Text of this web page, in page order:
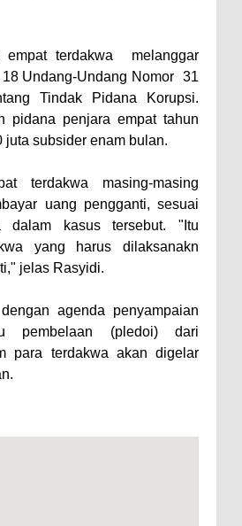
Pembangunan RSUD Kota Bima,
Pastikan Pemindahan Layanan
Berjalan Bertahap
"Polisi Peduli" Satsamapta
Wali Kota Bima Tinjau Rumah
Warga Tidak Layak Huni di
Kelurahan Oi Mbo, Dorong
Wakil Wali Kota Bima
Konsultasikan Usulan Inpres
Jalan Daerah 2026 dan
empat terdakwa melanggar
Undang-Undang Nomor 31
Tindak Pidana Korupsi.
pidana penjara empat tahun
juta subsider enam bulan.
terdakwa masing-masing
uang pengganti, sesuai
dalam kasus tersebut. "Itu
yang harus dilaksanakn
jelas Rasyidi.
agenda penyampaian
pembelaan (pledoi) dari
para terdakwa akan digelar